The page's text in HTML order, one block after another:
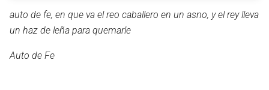
auto de fe, en que va el reo caballero en un asno, y el rey lleva
un haz de leña para quemarle
Auto de Fe